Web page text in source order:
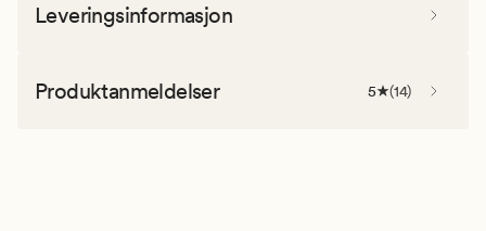
Leveringsinformasjon
Produktanmeldelser 5 (14)